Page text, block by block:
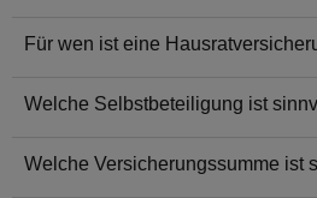
Für wen ist eine
Welche Selbstbeteiligung ist
Welche Versicherungssumme ist